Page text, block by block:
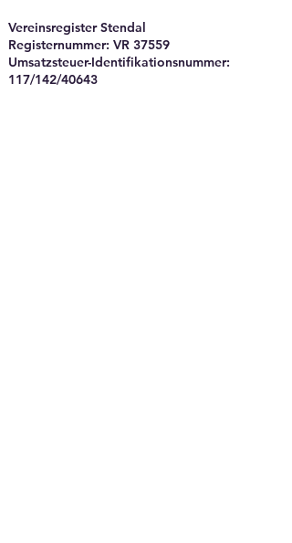
Vereinsregister Stendal
Registernummer: VR 37559
Umsatzsteuer-Identifikationsnummer:
117/142/40643